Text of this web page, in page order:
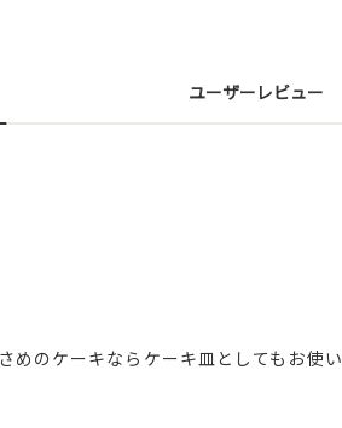
ユーザーレビュー
めのケーキならケーキ皿としてもお使